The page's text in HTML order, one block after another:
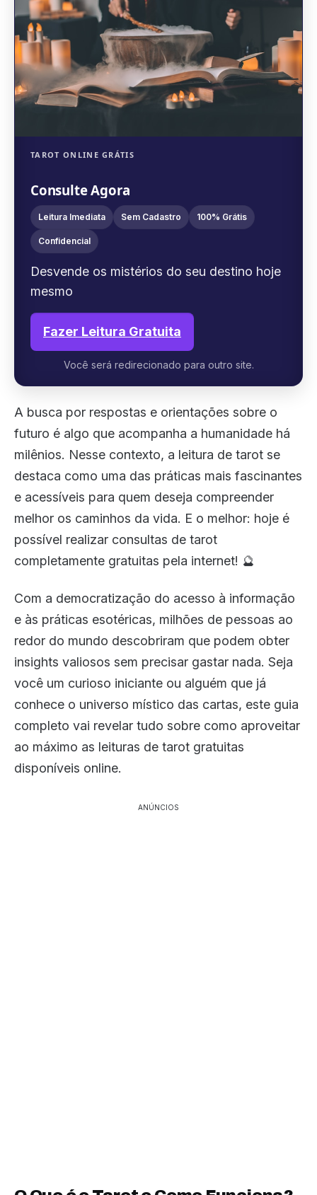
TAROT ONLINE GRÁTIS
Consulte Agora
Leitura Imediata Sem Cadastro 100% Grátis
Confidencial
Desvende os mistérios do seu destino hoje
mesmo
Fazer Leitura Gratuita
Você será redirecionado para outro site.
A busca por respostas e orientações sobre o
futuro é algo que acompanha a humanidade há
milênios. Nesse contexto, a leitura de tarot se
destaca como uma das práticas mais fascinantes
e acessíveis para quem deseja compreender
melhor os caminhos da vida. E o melhor: hoje é
possível realizar consultas de tarot
completamente gratuitas pela internet! 🔮
Com a democratização do acesso à informação
e às práticas esotéricas, milhões de pessoas ao
redor do mundo descobriram que podem obter
insights valiosos sem precisar gastar nada. Seja
você um curioso iniciante ou alguém que já
conhece o universo místico das cartas, este guia
completo vai revelar tudo sobre como aproveitar
ao máximo as leituras de tarot gratuitas
disponíveis online.
ANÚNCIOS